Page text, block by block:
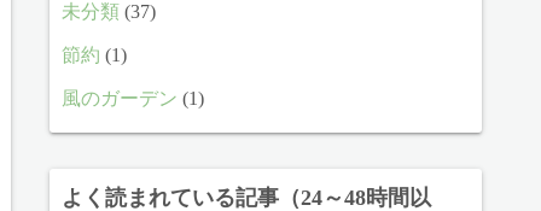
未分類 (37)
節約 (1)
風のガーデン (1)
よく読まれている記事（24～48時間以